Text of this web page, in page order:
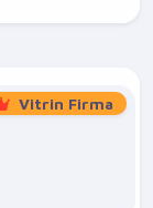
Vitrin Firma